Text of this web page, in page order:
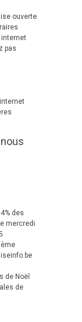
ouverte
internet
pas
des
mercredi
de Noël
de